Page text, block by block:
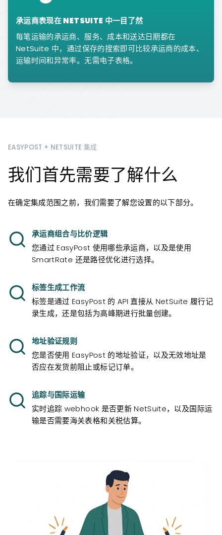
承运商表现在 NETSUITE 中一目了然
每笔运输的承运商、服务、成本和送达日期都在
NetSuite 中，通过保存的搜索即可比较承运商的成本、
运输时间和异常率。无需电子表格。
EASYPOST + NETSUITE 集成
我们首先需要了解什么
在确定集成范围之前，我们需要了解您设置的以下部分。
承运商组合与比价逻辑
您通过 EasyPost 使用哪些承运商，以及是使用
SmartRate 还是路径优化进行选择。
标签生成工作流
标签是通过 EasyPost 的 API 直接从 NetSuite 履行记
录生成，还是包括为高峰期进行批量创建。
地址验证规则
您是否使用 EasyPost 的地址验证，以及无效地址是
否应在发货前阻止或标记订单。
追踪与国际运输
实时追踪 webhook 是否更新 NetSuite，以及国际运
输是否需要海关表格和关税估算。